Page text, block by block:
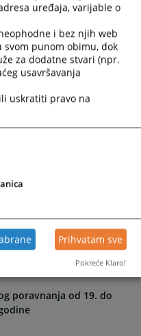
-
završavanja
dogovor
poravnanja“ jeste
predmeta mirnim
je ekonomičniji i brži za
Selaka Osnovnom sudu u
Selaka Osnovnom sudu u
poravnanja od 19. do
uređaja, varijable o
i bez njih web
punom obimu, dok
za dodatne stvari (npr.
usavršavanja
uskratiti pravo na
Prihvatam sve
Pokreće Klaro!